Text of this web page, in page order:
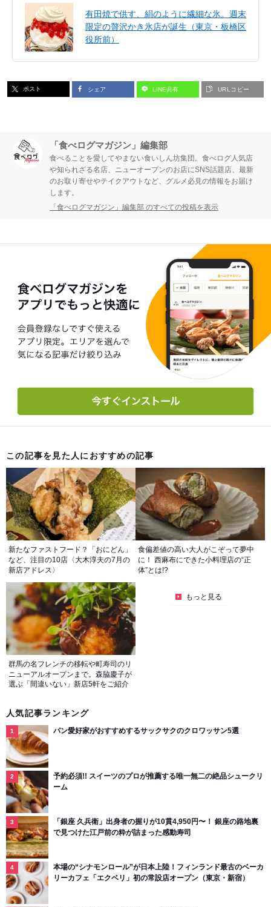
有田焼で供す、絹のように繊細な氷。週末
限定の贅沢かき氷店が誕生（東京・板橋区
役所前）
ポスト シェア LINE共有 URLコピー
「食べログマガジン」編集部
食べることを愛してやまない食いしん坊集団。食べログ人気店
や知られざる名店、ニューオープンのお店にSNS話題店、最新
のお取り寄せやテイクアウトなど、グルメ必見の情報をお届け
します。
「食べログマガジン」編集部 のすべての投稿を表示
この記事を見た人におすすめの記事
新たなファストフード？「おにどん」
など、注目の10店〈大木淳夫の7月の
新店アドレス〉
食偏差値の高い大人がこぞって夢中
に！ 西麻布にできた小料理店の“正
体”とは!?
群馬の名フレンチの移転や町寿司のリ
ニューアルオープンまで。森脇慶子が
選ぶ「間違いない」新店5軒をご紹介
もっと見る
人気記事ランキング
パン愛好家がおすすめするサックサクのクロワッサン5選
予約必須!! スイーツのプロが推薦する唯一無二の絶品シュークリ
ーム
「銀座 久兵衛」出身者の握りが10貫4,950円〜！ 銀座の路地裏
で見つけた江戸前の粋が詰まった感動寿司
本場の“シナモンロール”が日本上陸！フィンランド最古のベーカ
リーカフェ「エクベリ」初の常設店オープン（東京・新宿）